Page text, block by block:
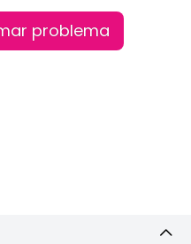
problema